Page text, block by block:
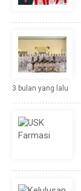
3 bulan yang lalu